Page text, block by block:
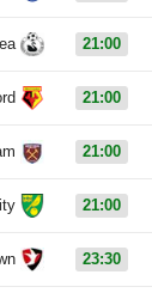
21:00
21:00
21:00
21:00
23:30